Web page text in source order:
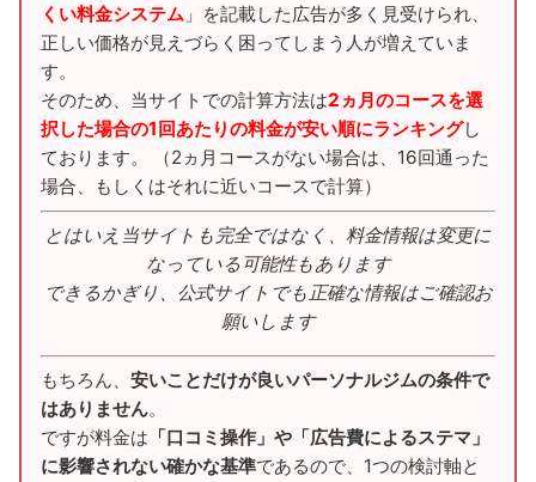
くい料金システム 」を記載した広告が多く見受けられ、
正しい価格が見えづらく困ってしまう人が増えていま
す。
そのため、当サイトでの計算方法は2ヵ月のコースを選
択した場合の1回あたりの料金が安い順にランキングし
ております。 （2ヵ月コースがない場合は、16回通った
場合、もしくはそれに近いコースで計算）
とはいえ当サイトも完全ではなく、料金情報は変更に
なっている可能性もあります
できるかぎり、公式サイトでも正確な情報はご確認お
願いします
もちろん、 安いことだけが良いパーソナルジムの条件で
はありません。
ですが料金は 「口コミ操作」や「広告費によるステマ」
に影響されない確かな基準であるので、1つの検討軸と